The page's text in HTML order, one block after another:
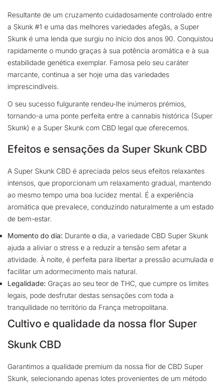
Resultante de um cruzamento cuidadosamente controlado entre
a Skunk #1 e uma das melhores variedades afegãs, a Super
Skunk é uma lenda que surgiu no início dos anos 90. Conquistou
rapidamente o mundo graças à sua potência aromática e à sua
estabilidade genética exemplar. Famosa pelo seu caráter
marcante, continua a ser hoje uma das variedades
imprescindíveis.
O seu sucesso fulgurante rendeu-lhe inúmeros prémios,
tornando-a uma ponte perfeita entre a cannabis histórica (Super
Skunk) e a Super Skunk com CBD legal que oferecemos.
Efeitos e sensações da Super Skunk CBD
A Super Skunk CBD é apreciada pelos seus efeitos relaxantes
intensos, que proporcionam um relaxamento gradual, mantendo
ao mesmo tempo uma boa lucidez mental. É a experiência
aromática que prevalece, conduzindo naturalmente a um estado
de bem-estar.
Momento do dia: Durante o dia, a variedade CBD Super Skunk
ajuda a aliviar o stress e a reduzir a tensão sem afetar a
atividade. À noite, é perfeita para libertar a pressão acumulada e
facilitar um adormecimento mais natural.
Legalidade: Graças ao seu teor de THC, que cumpre os limites
legais, pode desfrutar destas sensações com toda a
tranquilidade no território da França metropolitana.
Cultivo e qualidade da nossa flor Super
Skunk CBD
Garantimos a qualidade premium da nossa flor de CBD Super
Skunk, selecionando apenas lotes provenientes de um método